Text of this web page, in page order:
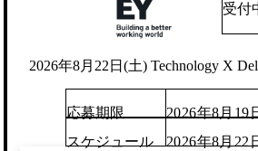
受付
2026年8月22日(土) Technology X
応募期限
2026年8月19
スケジュール
2026年8月22